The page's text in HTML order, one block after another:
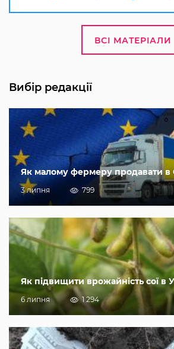
ВСІ МАТЕРІАЛИ
Вибір редакції
Як малому фермеру продавати в
3 липня 799
Як підвищити врожайність сої в
6 липня 1 294